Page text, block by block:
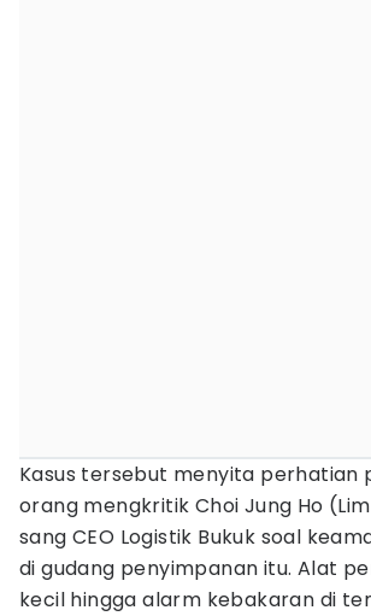
Kasus tersebut menyita perhatian
orang mengkritik Choi Jung Ho
sang CEO Logistik Bukuk soal
di gudang penyimpanan itu. Alat
kecil hingga alarm kebakaran di